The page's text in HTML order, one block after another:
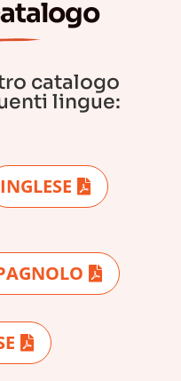
catalogo
lingue:
INGLESE